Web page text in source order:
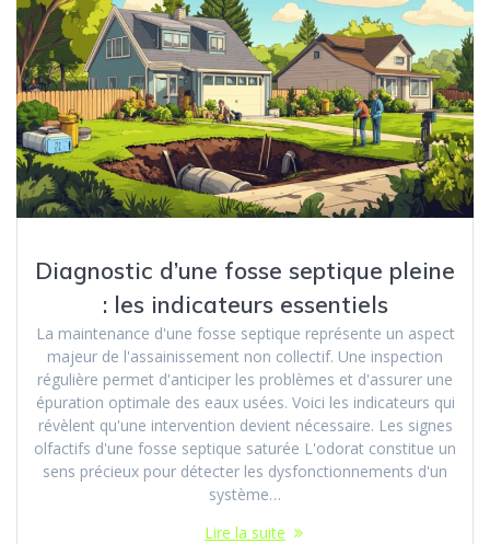
Diagnostic d’une fosse septique pleine
: les indicateurs essentiels
La maintenance d'une fosse septique représente un aspect
majeur de l'assainissement non collectif. Une inspection
régulière permet d'anticiper les problèmes et d'assurer une
épuration optimale des eaux usées. Voici les indicateurs qui
révèlent qu'une intervention devient nécessaire. Les signes
olfactifs d'une fosse septique saturée L'odorat constitue un
sens précieux pour détecter les dysfonctionnements d'un
système…
Lire la suite